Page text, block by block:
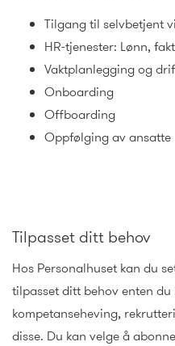
Tilgang til selvbetjent
HR-tjenester: Lønn,
Vaktplanlegging og
Onboarding​
Offboarding​
Oppfølging av ansatte​
Tilpasset ditt behov
Hos Personalhuset kan du
tilpasset ditt behov enten
kompetanseheving,
disse. Du kan velge å